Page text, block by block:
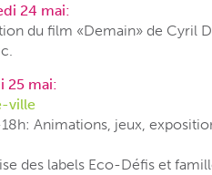
24 mai:
du film «Demain» de Cyril
25 mai:
ville
Animations, jeux,
des labels Eco-Défis et